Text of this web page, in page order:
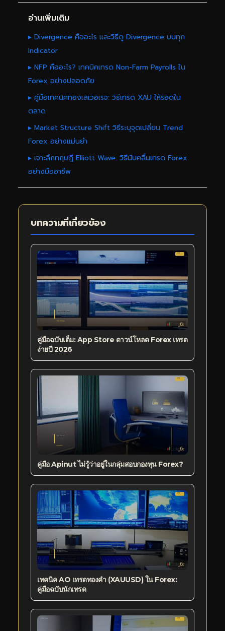
อ่านเพิ่มเติม
▸ Divergence คืออะไร และวิธีดู Divergence บนทุก
Indicator
▸ NFP คืออะไร? เทคนิคเทรด Non-Farm Payrolls ใน
Forex อย่างปลอดภัย
▸ คู่มือเทคนิคทองเลเวอเรจ: วิธีเทรด XAU ให้รอดใน
ตลาด
▸ Market Structure Shift วิธีระบุจุดเปลี่ยน Trend
Forex อย่างแม่นยำ
▸ เจาะลึกทฤษฎี Elliott Wave: วิธีนับคลื่นเทรด Forex
อย่างมืออาชีพ
บทความที่เกี่ยวข้อง
คู่มือฉบับเต็ม: App Store ดาวน์โหลด Forex เทรด
ง่ายปี 2026
คู่มือ Apinut ไม่รู้ว่าอยู่ในกลุ่มสอบกองทุน Forex?
เทคนิค AO เทรดทองคำ (XAUUSD) ใน Forex:
คู่มือฉบับนักเทรด